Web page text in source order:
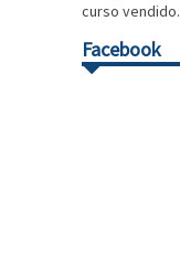
curso
Facebook